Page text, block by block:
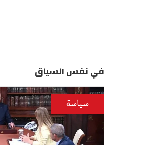
في نفس السياق
سياسة